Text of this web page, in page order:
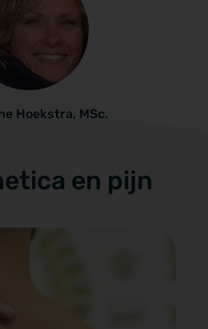
Hoekstra, MSc.
en pijn